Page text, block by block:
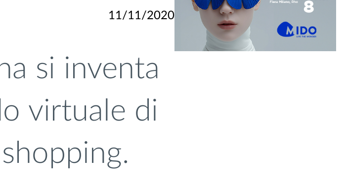
11/11/2020
si inventa
virtuale di